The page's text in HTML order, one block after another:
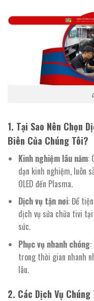
1. Tại Sao Nên Chọn
Biên Của Chúng Tôi?
Kinh nghiệm lâu năm:
dạn kinh nghiệm, luôn
OLED đến Plasma.
Dịch vụ tận nơi: Để
dịch vụ sửa chữa tivi
sức.
Phục vụ nhanh chóng:
trong thời gian nhanh
lâu.
2. Các Dịch Vụ Chúng